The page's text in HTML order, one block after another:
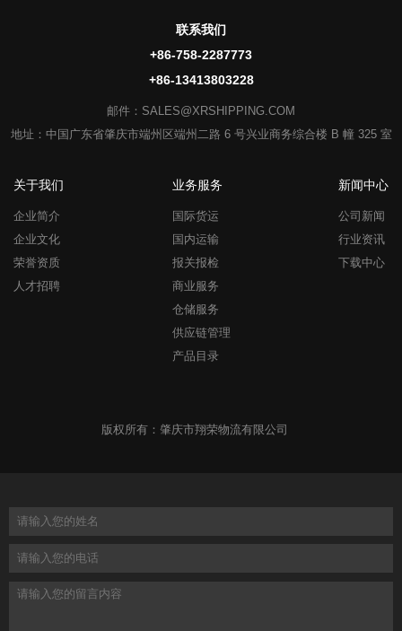
联系我们
+86-758-2287773
+86-13413803228
邮件：SALES@XRSHIPPING.COM
地址：中国广东省肇庆市端州区端州二路 6 号兴业商务综合楼 B 幢 325 室
关于我们
企业简介
企业文化
荣誉资质
人才招聘
业务服务
国际货运
国内运输
报关报检
商业服务
仓储服务
供应链管理
产品目录
新闻中心
公司新闻
行业资讯
下载中心
版权所有：肇庆市翔荣物流有限公司